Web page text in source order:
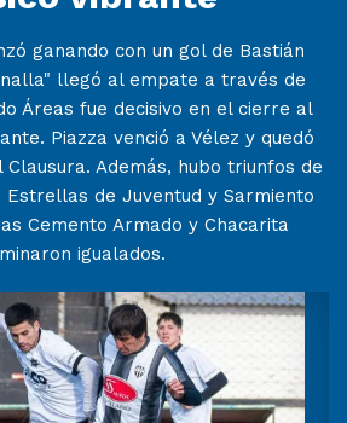
ganando con un gol de Bastián
llegó al empate a través de
Áreas fue decisivo en el cierre al
Piazza venció a Vélez y quedó
Además, hubo triunfos de
Estrellas de Juventud y Sarmiento
Cemento Armado y Chacarita
igualados.